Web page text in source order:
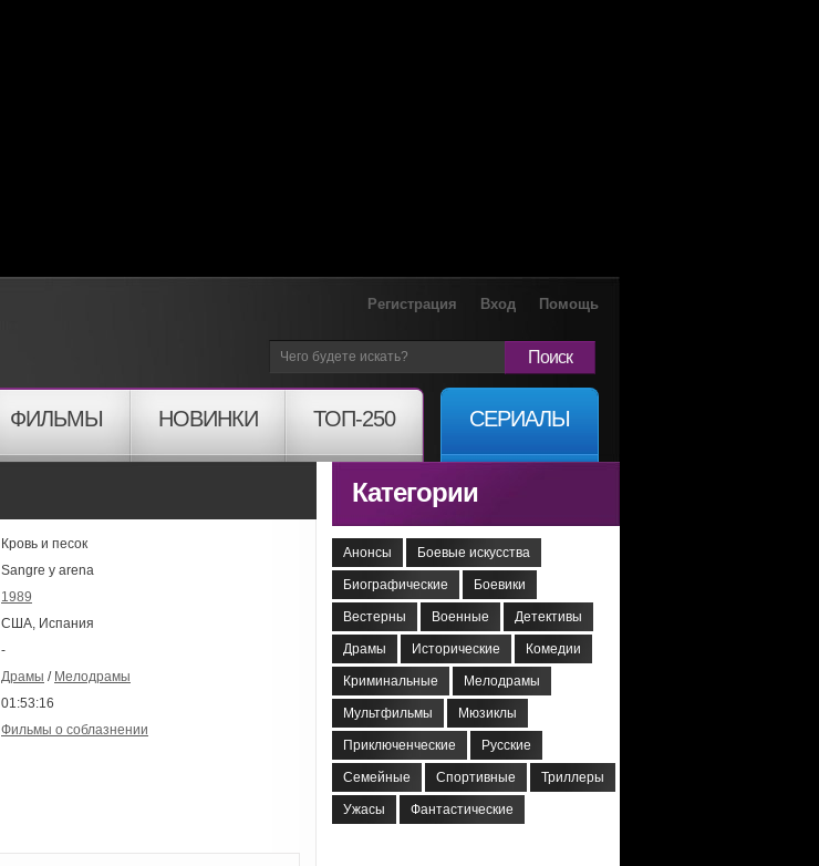
Регистрация Вход Помощь
Поиск
ФИЛЬМЫ НОВИНКИ ТОП-250 СЕРИАЛЫ
Кровь и песок
Sangre y arena
1989
США, Испания
-
Драмы / Мелодрамы
01:53:16
Фильмы о соблазнении
Категории
Анонсы Боевые искусства
Биографические Боевики
Вестерны Военные Детективы
Драмы Исторические Комедии
Криминальные Мелодрамы
Мультфильмы Мюзиклы
Приключенческие Русские
Семейные Спортивные Триллеры
Ужасы Фантастические